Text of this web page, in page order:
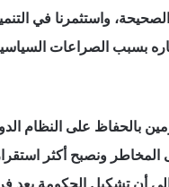
الصحيحة، واستثمرنا في
بسبب الصراعات
بالحفاظ على النظام
المخاطر ونصبح أكثر